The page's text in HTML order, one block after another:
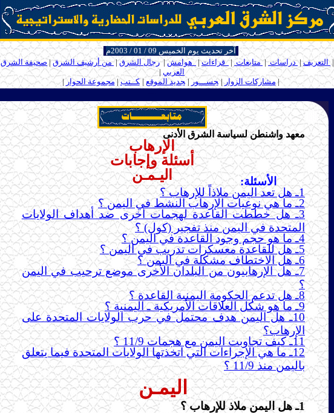
آخر تحديث يوم الخميس 09 / 01 / 2003م
|التعريف |دراسات |متابعات| قراءات| هوامش| رجال الشرق| من أرشيف الشرق|صحيفة الشرق
العربي |ـ
ـ |مشاركات الزوار|ـجســـور| ـجديد الموقع | ـكــتب|مجموعة الحوار|ـ
معهد واشنطن لسياسة الشرق الأدنى
الإرهاب
أسئلة وإجابات
اليـمـن
الأسئلة:
1ـ هل تعد اليمن ملاذاً للإرهاب ؟
2ـ ما هي نوعيات الإرهاب النشط في اليمن ؟
3ـ هل خططت القاعدة لهجمات أخرى ضد أهداف الولايات
المتحدة في اليمن منذ تفجير (كول) ؟
4ـ ما هو حجم وجود القاعدة في اليمن ؟
5ـ هل للقاعدة معسكرات تدريب في اليمن ؟
6ـ هل الاختطاف مشكلة في اليمن ؟
7ـ هل الإرهابيون من البلدان الأخرى موضع ترحيب في اليمن
؟
8ـ هل تدعم الحكومة اليمنية القاعدة ؟
9ـ ما هو شكل العلاقات الأمريكية ـ اليمنية ؟
10ـ هل اليمن هدف محتمل في حرب الولايات المتحدة على
الإرهاب؟
11ـ كيف تجاوبت اليمن مع هجمات 11/9 ؟
12ـ ما هي الإجراءات التي اتخذتها الولايات المتحدة فيما يتعلق
باليمن منذ 11/9 ؟
اليمـن
1ـ هل اليمن ملاذ للإرهاب ؟